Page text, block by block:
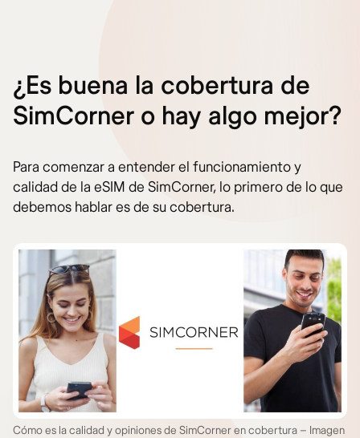
¿Es buena la cobertura de
SimCorner o hay algo mejor?
Para comenzar a entender el funcionamiento y
calidad de la eSIM de SimCorner, lo primero de lo que
debemos hablar es de su cobertura.
Cómo es la calidad y opiniones de SimCorner en cobertura – Imagen